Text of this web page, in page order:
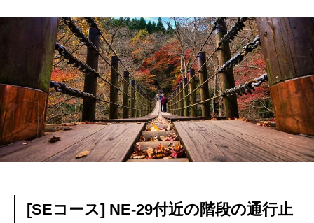
[SEコース] NE-29付近の階段の通行止